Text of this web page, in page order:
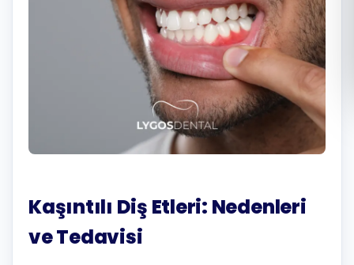
Русский
Kaşıntılı Diş Etleri: Nedenleri
ve Tedavisi